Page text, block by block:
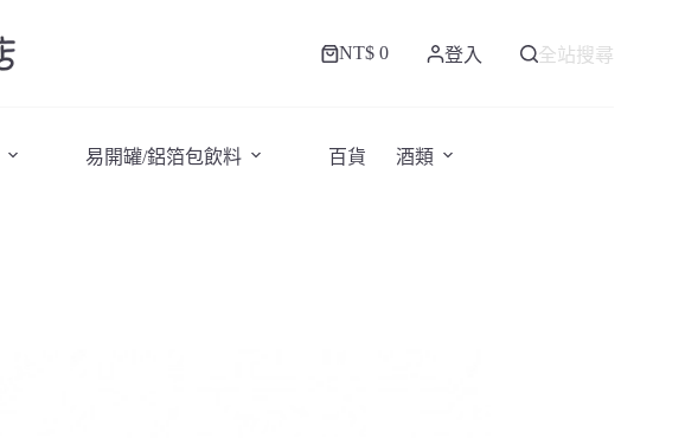
購
NT$ 0 登入 全站搜尋
易開罐/鋁箔包飲料 百貨 酒類